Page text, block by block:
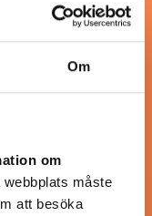
Om
om
webbplats måste
att besöka